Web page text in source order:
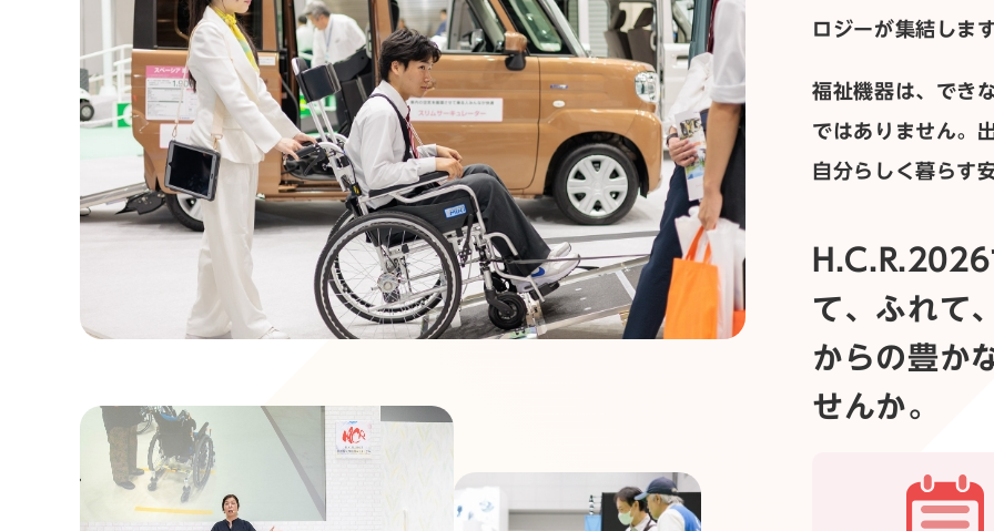
ロジーが集結しま
福祉機器は、でき
ではありません。
自分らしく暮らす
て、ふれて
からの豊か
せんか。